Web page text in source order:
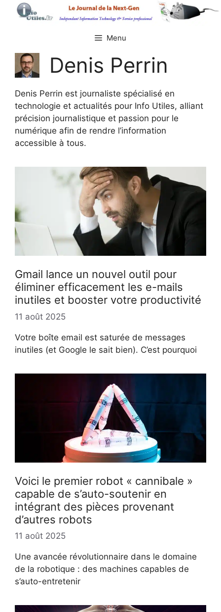
Aller
Menu
Denis Perrin
Denis Perrin est journaliste spécialisé en
technologie et actualités pour Info Utiles, alliant
précision journalistique et passion pour le
numérique afin de rendre l’information
accessible à tous.
Gmail lance un nouvel outil pour
éliminer efficacement les e-mails
inutiles et booster votre productivité
11 août 2025
Votre boîte email est saturée de messages
inutiles (et Google le sait bien). C’est pourquoi
Voici le premier robot « cannibale »
capable de s’auto-soutenir en
intégrant des pièces provenant
d’autres robots
11 août 2025
Une avancée révolutionnaire dans le domaine
de la robotique : des machines capables de
s’auto-entretenir